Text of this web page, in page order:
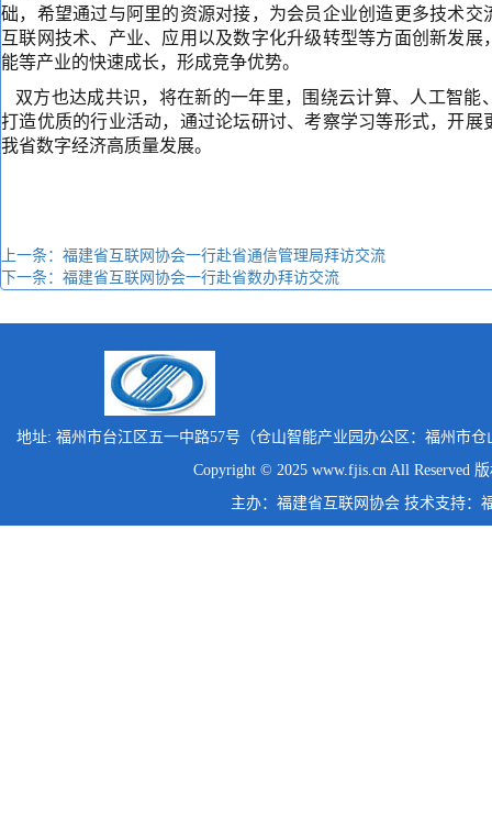
础，希望通过与阿里的资源对接，为会员企业创造更多技术
互联网技术、产业、应用以及数字化升级转型等方面创新发
能等产业的快速成长，形成竞争优势。
双方也达成共识，将在新的一年里，围绕云计算、人工智能
打造优质的行业活动，通过论坛研讨、考察学习等形式，开
我省数字经济高质量发展。
上一条：福建省互联网协会一行赴省通信管理局拜访交流
下一条：福建省互联网协会一行赴省数办拜访交流
地址: 福州市台江区五一中路57号（仓山智能产业园办公区：福州市
Copyright © 2025 www.fjis.cn All Reserved
主办：福建省互联网协会 技术支持：